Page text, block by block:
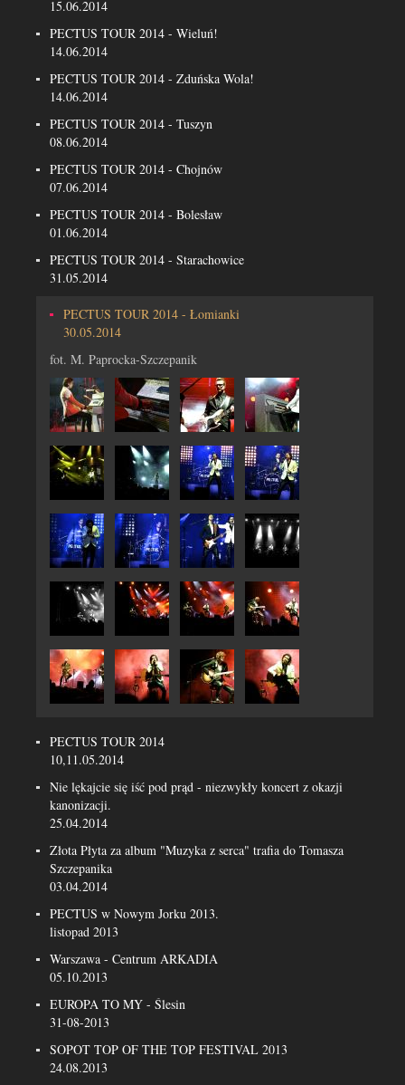
15.06.2014
PECTUS TOUR 2014 - Wieluń!
14.06.2014
PECTUS TOUR 2014 - Zduńska Wola!
14.06.2014
PECTUS TOUR 2014 - Tuszyn
08.06.2014
PECTUS TOUR 2014 - Chojnów
07.06.2014
PECTUS TOUR 2014 - Bolesław
01.06.2014
PECTUS TOUR 2014 - Starachowice
31.05.2014
PECTUS TOUR 2014 - Łomianki
30.05.2014
fot. M. Paprocka-Szczepanik
PECTUS TOUR 2014
10,11.05.2014
Nie lękajcie się iść pod prąd - niezwykły koncert z okazji
kanonizacji.
25.04.2014
Złota Płyta za album "Muzyka z serca" trafia do Tomasza
Szczepanika
03.04.2014
PECTUS w Nowym Jorku 2013.
listopad 2013
Warszawa - Centrum ARKADIA
05.10.2013
EUROPA TO MY - Ślesin
31-08-2013
SOPOT TOP OF THE TOP FESTIVAL 2013
24.08.2013